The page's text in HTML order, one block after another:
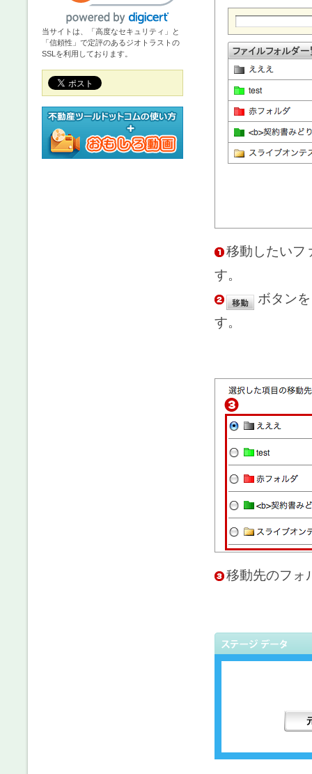
当サイトは、「高度なセキュリティ」と
「信頼性」で定評のあるジオトラストの
SSLを利用しております。
移動したいフ
す。
ボタン
す。
移動先のフォ